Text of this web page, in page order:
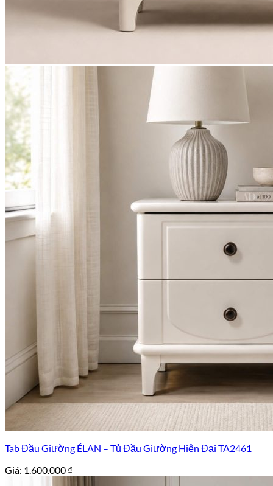
Tab Đầu Giường ÉLAN – Tủ Đầu Giường Hiện Đại TA2461
Giá: 1.600.000 ₫